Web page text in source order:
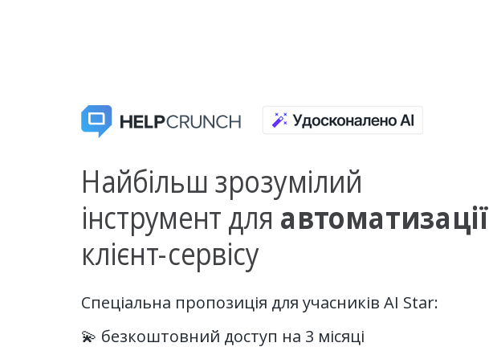
Найбільш зрозумілий
інструмент для автоматизації
клієнт-сервісу
Спеціальна пропозиція для учасників AI Star:
💫 безкоштовний доступ на 3 місяці